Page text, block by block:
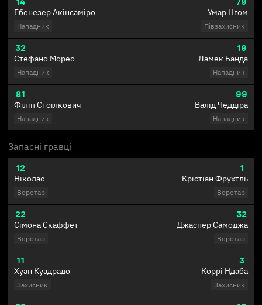
Ебенезер Акінсаміро
Нападник
32
Стефано Морео
Нападник
81
Філіп Стоїлкович
Нападник
Умар Нгом
Півзахисник
19
Ламек Банда
Нападник
99
Валід Чеддіра
Нападник
Запасні гравці
12
Ніколас
Воротар
22
Сімона Скаффет
Воротар
11
Хуан Куадрадо
Захисник
1
Крістіан Фрухтль
Воротар
32
Джаспер Самоджа
Воротар
3
Коррі Ндаба
Захисник